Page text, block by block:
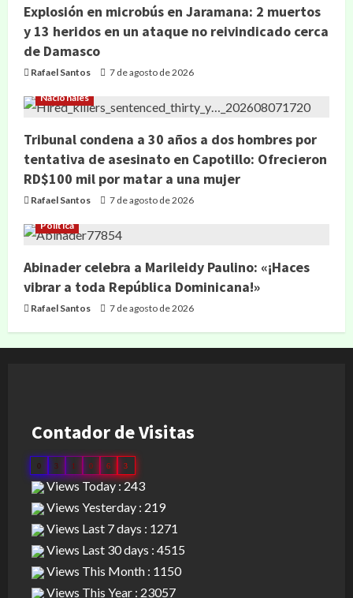
Explosión en microbús en Jaramana: 2 muertos
y 13 heridos en un ataque no reivindicado cerca
de Damasco
Rafael Santos 7 de agosto de 2026
Nacionales
Tribunal condena a 30 años a dos hombres por
tentativa de asesinato en Capotillo: Ofrecieron
RD$100 mil por matar a una mujer
Rafael Santos 7 de agosto de 2026
Política
Abinader celebra a Marileidy Paulino: «¡Haces
vibrar a toda República Dominicana!»
Rafael Santos 7 de agosto de 2026
Contador de Visitas
0 3 1 0 6 3
Views Today : 243
Views Yesterday : 219
Views Last 7 days : 1271
Views Last 30 days : 4515
Views This Month : 1150
Views This Year : 23057